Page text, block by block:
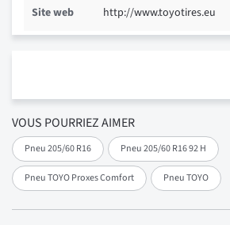
VOUS POURRIEZ AIMER
Pneu 205/60 R16 Pneu 205/60 R16 92 H
Pneu TOYO Proxes Comfort Pneu TOYO
Site web http://www.toyotires.eu